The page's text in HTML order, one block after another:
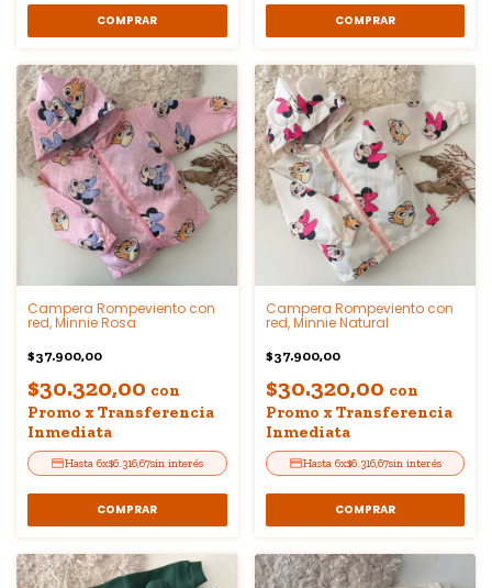
COMPRAR COMPRAR
Campera Rompeviento con
red, Minnie Rosa
$37.900,00
$30.320,00 con
Promo x Transferencia
Inmediata
6x$6.316,67sin interés
COMPRAR
Campera Rompeviento con
red, Minnie Natural
$37.900,00
$30.320,00 con
Promo x Transferencia
Inmediata
6x$6.316,67sin interés
COMPRAR